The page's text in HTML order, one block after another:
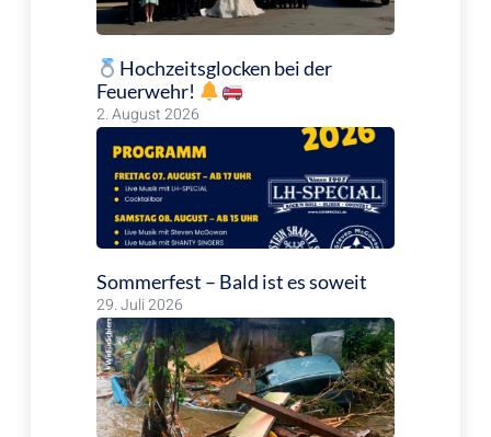
Hochzeitsglocken bei der
Feuerwehr!
2. August 2026
Sommerfest – Bald ist es soweit
29. Juli 2026